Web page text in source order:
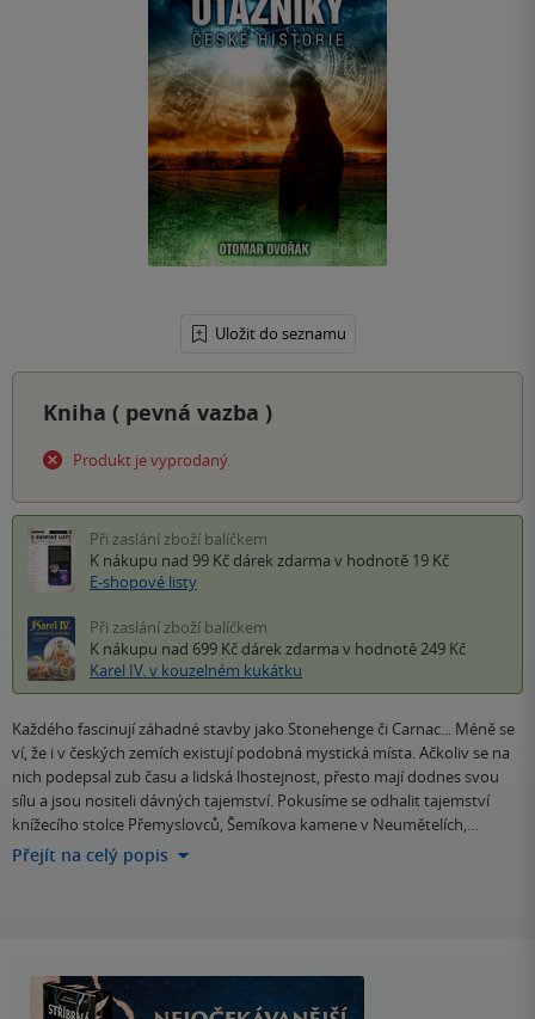
Uložit do seznamu
Kniha ( pevná vazba )
Produkt je vyprodaný.
Při zaslání zboží balíčkem
K nákupu nad 99 Kč dárek zdarma v hodnotě 19 Kč
E-shopové listy
Při zaslání zboží balíčkem
K nákupu nad 699 Kč dárek zdarma v hodnotě 249 Kč
Karel IV. v kouzelném kukátku
Každého fascinují záhadné stavby jako Stonehenge či Carnac... Méně se
ví, že i v českých zemích existují podobná mystická místa. Ačkoliv se na
nich podepsal zub času a lidská lhostejnost, přesto mají dodnes svou
sílu a jsou nositeli dávných tajemství. Pokusíme se odhalit tajemství
knížecího stolce Přemyslovců, Šemíkova kamene v Neumětelích,…
Přejít na celý popis